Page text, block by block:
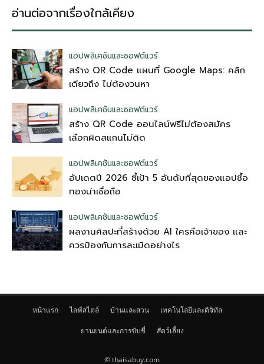
อ่านต่อจากเรื่องใกล้เคียง
แอปพลิเคชันและซอฟต์แวร์
สร้าง QR Code แผนที่ Google Maps: คลิก
เดียวถึง ไม่ต้องวนหา
แอปพลิเคชันและซอฟต์แวร์
สร้าง QR Code ออนไลน์ฟรีไม่ต้องสมัคร
เลือกผิดสแกนไม่ติด
แอปพลิเคชันและซอฟต์แวร์
อัปเดตปี 2026 ชี้เป้า 5 อันดับที่สุดของแอปซื้อ
ทองน่าเชื่อถือ
แอปพลิเคชันและซอฟต์แวร์
ผลงานศิลปะที่สร้างด้วย AI ใครคือเจ้าของ และ
ควรป้องกันการละเมิดอย่างไร
หน้าแรก ไลฟ์สไตล์ บ้านและสวน เทคโนโลยีและดิจิทัล
ยานยนต์และการขับขี่ สัตว์เลี้ยง
© thaisabuy.com